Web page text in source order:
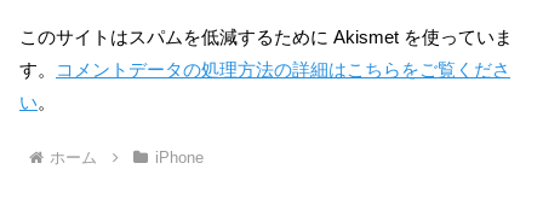
このサイトはスパムを低減するために Akismet を使っていま
す。
コメントデータの処理方法の詳細はこちらをご覧くださ
い。
ホーム iPhone